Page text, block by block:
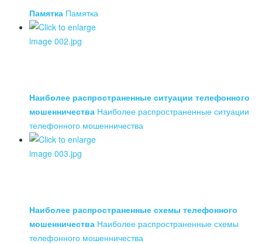
Памятка Памятка
Наиболее распространенные ситуации телефонного
мошенничества Наиболее распространенные ситуации
телефонного мошенничества
Наиболее распространенные схемы телефонного
мошенничества Наиболее распространенные схемы
телефонного мошенничества